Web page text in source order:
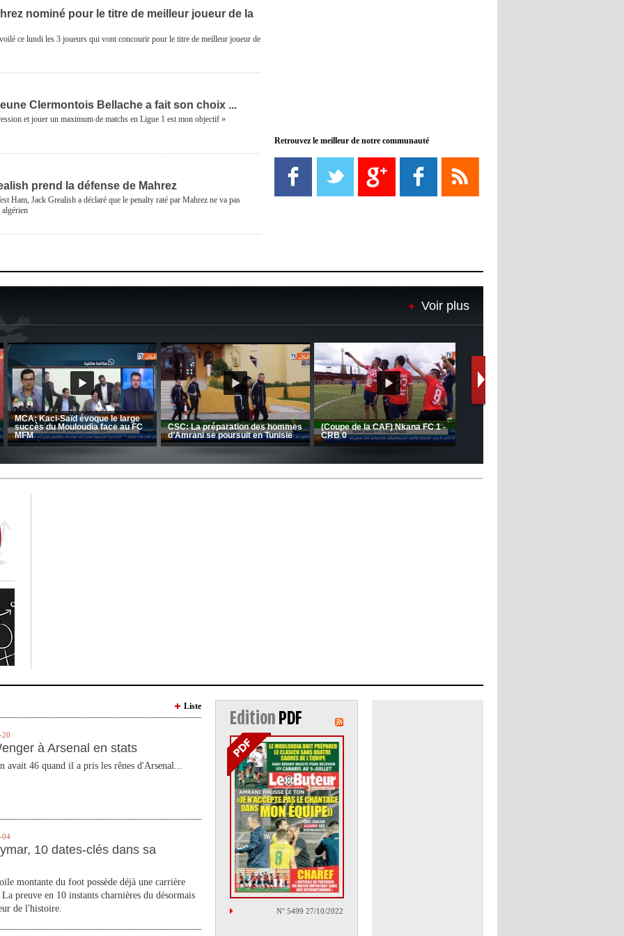
nominé pour le titre de meilleur joueur de la
ce lundi les 3 joueurs qui vont concourir pour le titre de meilleur joueur de
Clermontois Bellache a fait son choix ...
et jouer un maximum de matchs en Ligue 1 est mon objectif »
prend la défense de Mahrez
Ham, Jack Grealish a déclaré que le penalty raté par Mahrez ne va pas
08:21 - 2022/11/08
Liverpool mis en vente par son
propriétaire
Real - Ancelotti : "On a joué trop
Real : Les dirigeants veulent le
Retrouvez le meilleur de notre communauté
Voir plus
Le message de Delort, Benrahma
et Belkebla à l'occasion du "Big
Day de vaccination"
Entretien avec Moulay Haddou
CRB: Entretien avec Toufik
Korichi
Liste
20
à Arsenal en stats
avait 46 quand il a pris les rênes d'Arsenal...
04
10 dates-clés dans sa
montante du foot possède déjà une carrière
preuve en 10 instants charnières du désormais
de l'histoire.
Edition PDF
N° 5499 27/10/2022